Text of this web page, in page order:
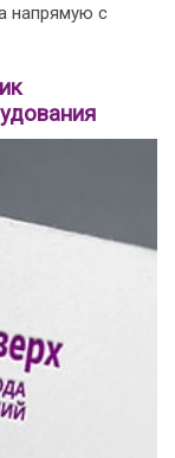
напрямую с